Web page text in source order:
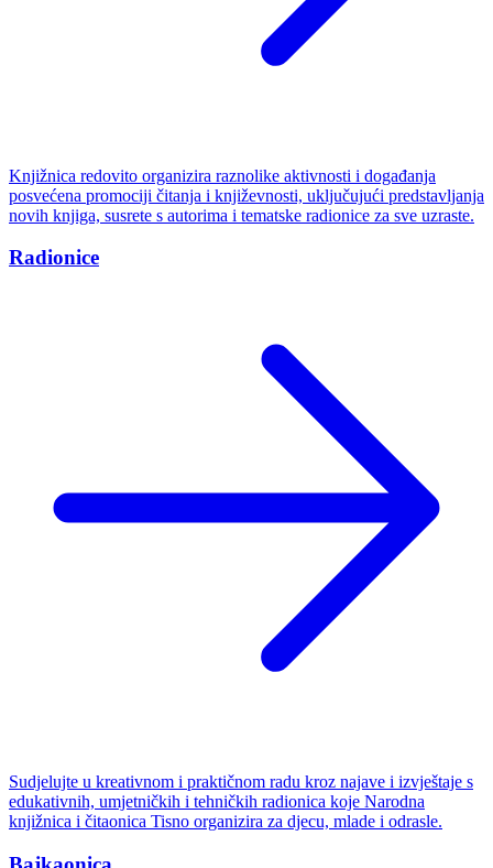
Knjižnica redovito organizira raznolike aktivnosti i događanja
posvećena promociji čitanja i književnosti, uključujući predstavljanja
novih knjiga, susrete s autorima i tematske radionice za sve uzraste.
Radionice
Sudjelujte u kreativnom i praktičnom radu kroz najave i izvještaje s
edukativnih, umjetničkih i tehničkih radionica koje Narodna
knjižnica i čitaonica Tisno organizira za djecu, mlade i odrasle.